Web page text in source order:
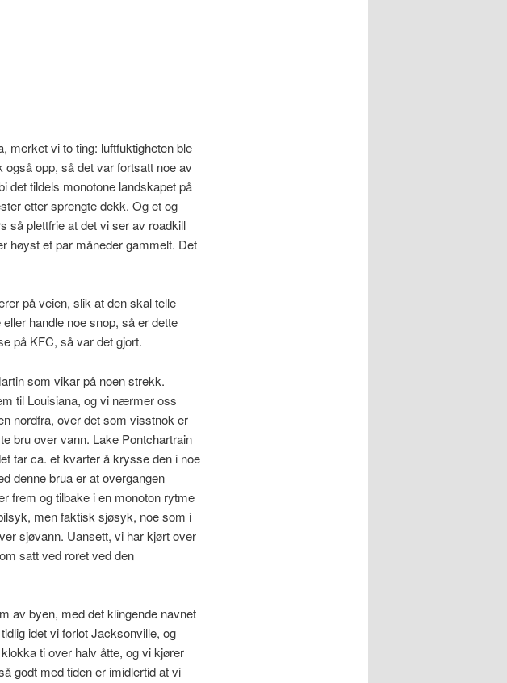
merket vi to ting: luftfuktigheten ble
opp, så det var fortsatt noe av
det tildels monotone landskapet på
etter sprengte dekk. Og et og
så plettfrie at det vi ser av roadkill
høyst et par måneder gammelt. Det
på veien, slik at den skal telle
handle noe snop, så er dette
på KFC, så var det gjort.
som vikar på noen strekk.
til Louisiana, og vi nærmer oss
nordfra, over det som visstnok er
bru over vann. Lake Pontchartrain
tar ca. et kvarter å krysse den i noe
denne brua er at overgangen
frem og tilbake i en monoton rytme
men faktisk sjøsyk, noe som i
sjøvann. Uansett, vi har kjørt over
satt ved roret ved den
av byen, med det klingende navnet
idet vi forlot Jacksonville, og
ti over halv åtte, og vi kjører
godt med tiden er imidlertid at vi